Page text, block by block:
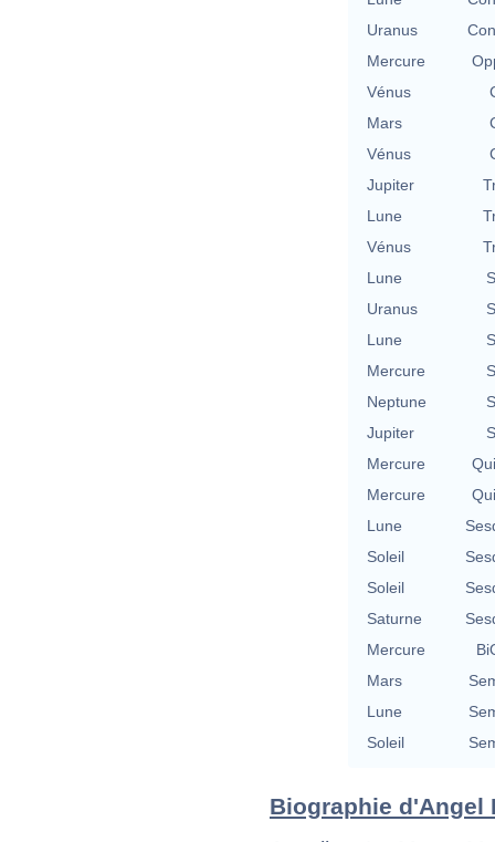
Uranus
Mercure
Vénus
Mars
Vénus
Jupiter
Lune
Vénus
Lune
Uranus
Lune
Mercure
Neptune
Jupiter
Mercure
Mercure
Lune
Soleil
Soleil
Saturne
Mercure
Mars
Lune
Soleil
Biographie d'Angel